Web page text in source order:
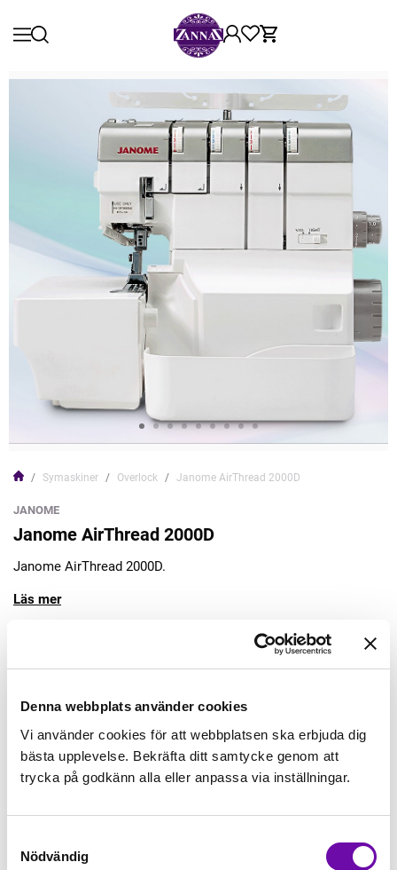
Denna webbplats använder cookies
Vi använder cookies för att webbplatsen ska erbjuda dig
bästa upplevelse. Bekräfta ditt samtycke genom att
trycka på godkänn alla eller anpassa via inställningar.
Nödvändig
Symaskiner Overlock Janome AirThread 2000D
JANOME
Janome AirThread 2000D
Janome AirThread 2000D.
Läs mer
Lägg till varukorgen
Finns i lager
Minsta beställning: 1 st